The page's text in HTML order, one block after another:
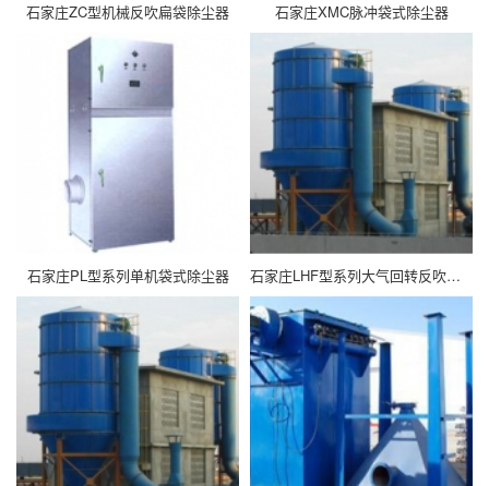
石家庄ZC型机械反吹扁袋除尘器 石家庄XMC脉冲袋式除尘器
石家庄PL型系列单机袋式除尘器 石家庄LHF型系列大气回转反吹袋式除尘器